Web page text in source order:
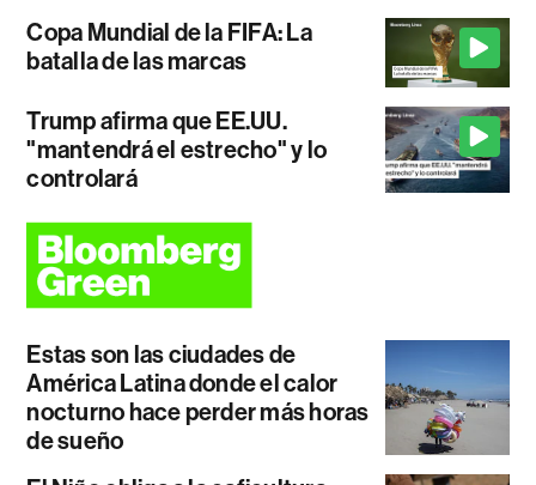
Copa Mundial de la FIFA: La
batalla de las marcas
Trump afirma que EE.UU.
"mantendrá el estrecho" y lo
controlará
Estas son las ciudades de
América Latina donde el calor
nocturno hace perder más horas
de sueño